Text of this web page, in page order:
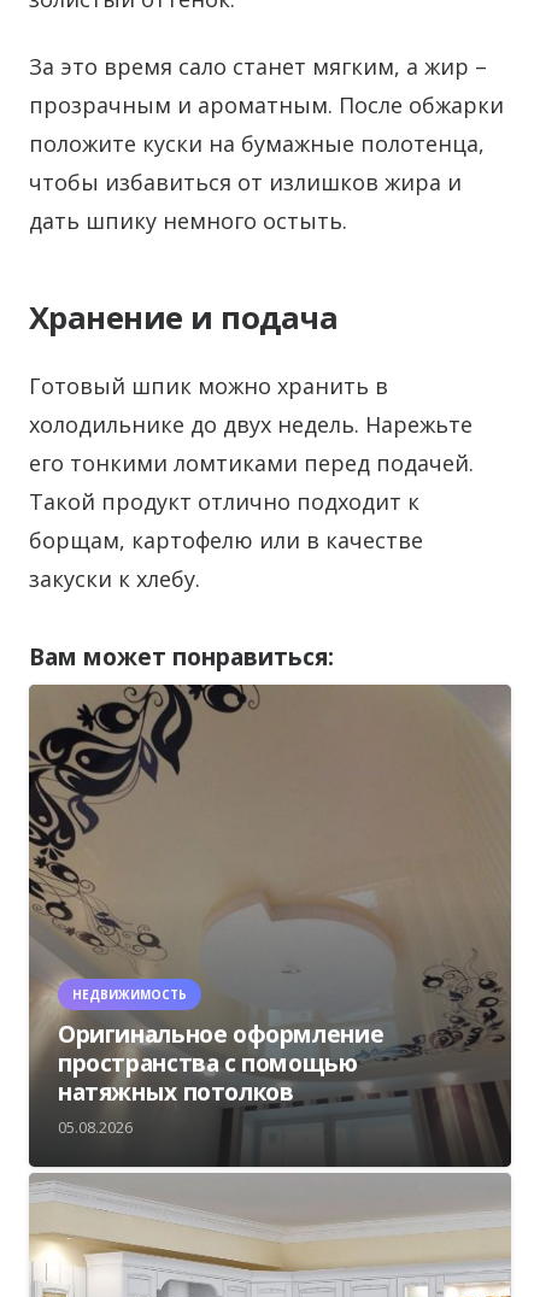
За это время сало станет мягким, а жир –
прозрачным и ароматным. После обжарки
положите куски на бумажные полотенца,
чтобы избавиться от излишков жира и
дать шпику немного остыть.
Хранение и подача
Готовый шпик можно хранить в
холодильнике до двух недель. Нарежьте
его тонкими ломтиками перед подачей.
Такой продукт отлично подходит к
борщам, картофелю или в качестве
закуски к хлебу.
Вам может понравиться:
НЕДВИЖИМОСТЬ
Оригинальное оформление
пространства с помощью
натяжных потолков
05.08.2026